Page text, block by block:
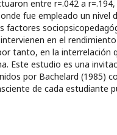
entre r=.042 a
fue empleado un nivel
factores
en el
tanto, en la interrelación
Este estudio es una
por Bachelard (1985)
de cada estudiante